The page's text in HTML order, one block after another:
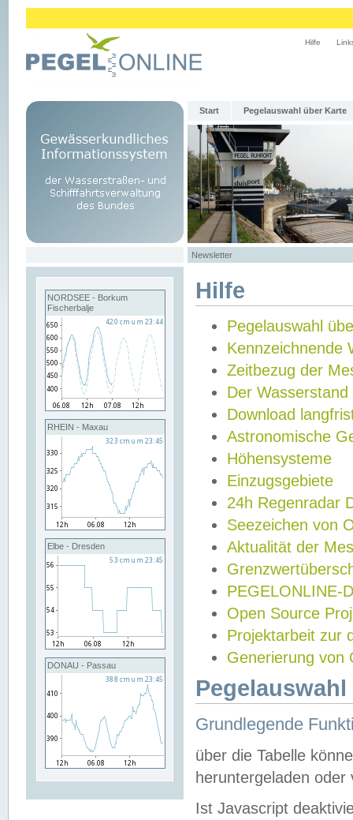
Hilfe
Start Pegelauswahl über Karte
Newsletter
NORDSEE - Borkum
Fischerbalje
RHEIN - Maxau
Elbe - Dresden
DONAU - Passau
Hilfe
Pegelauswahl
Kennzeichnende
Zeitbezug der
Der Wasserstand
Download
Astronomische
Höhensysteme
Einzugsgebiete
24h Regenradar
Seezeichen von
Aktualität der
PEGELONLINE-
Open Source
Projektarbeit zur
Generierung von
Grundlegende
über die Tabelle
heruntergeladen oder
Ist Javascript